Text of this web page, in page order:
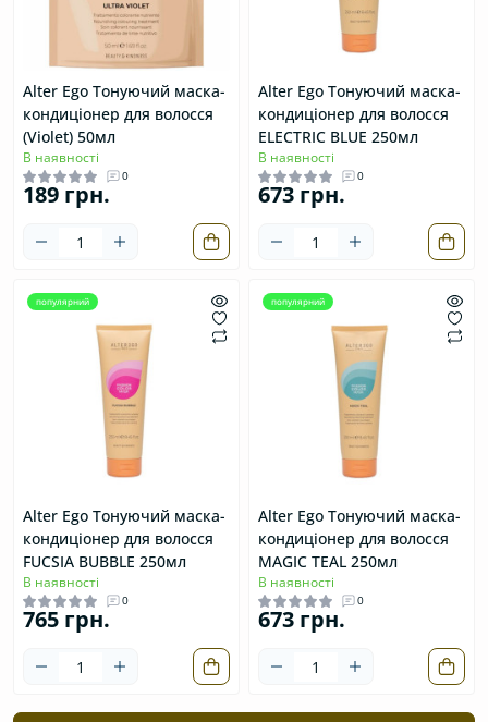
Аlter Ego Тонуючий маска-
кондиціонер для волосся
(Violet) 50мл
В наявності
0
189 грн.
Аlter Ego Тонуючий маска-
кондиціонер для волосся
ELECTRIC BLUE 250мл
В наявності
0
673 грн.
популярний
Аlter Ego Тонуючий маска-
кондиціонер для волосся
FUCSIA BUBBLE 250мл
В наявності
0
765 грн.
популярний
Аlter Ego Тонуючий маска-
кондиціонер для волосся
MAGIC TEAL 250мл
В наявності
0
673 грн.